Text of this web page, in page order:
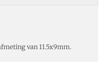
van 11.5x9mm.